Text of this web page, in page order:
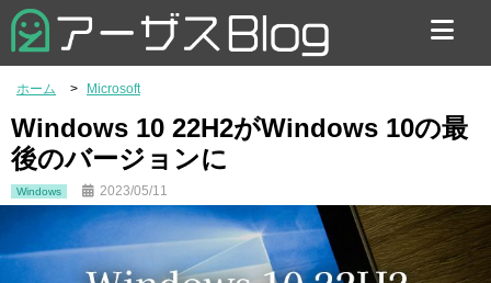
お問い合わせ
ホーム Microsoft
Windows 10 22H2がWindows 10の最
後のバージョンに
Windows 2023/05/11